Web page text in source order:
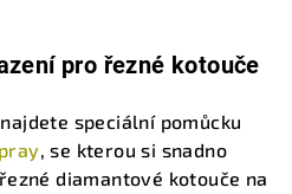
pro řezné kotouče
speciální pomůcku
, se kterou si snadno
diamantové kotouče na